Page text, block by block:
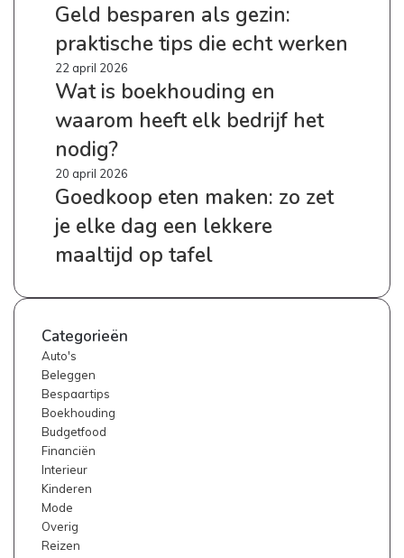
wat
moet
weten
besparen
gezin:
praktische
tips
echt
werken
Geld besparen als gezin:
praktische tips die echt werken
Wat
is
en
waarom
elk
bedrijf
het
nodig?
22 april 2026
Wat is boekhouding en
waarom heeft elk bedrijf het
nodig?
Goedkoop
eten
zo
zet
lekkere
maaltijd
op
tafel
20 april 2026
Goedkoop eten maken: zo zet
je elke dag een lekkere
maaltijd op tafel
Categorieën
Auto's
Beleggen
Bespaartips
Boekhouding
Budgetfood
Financiën
Interieur
Kinderen
Mode
Overig
Reizen